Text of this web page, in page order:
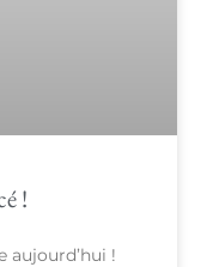
!
aujourd’hui !